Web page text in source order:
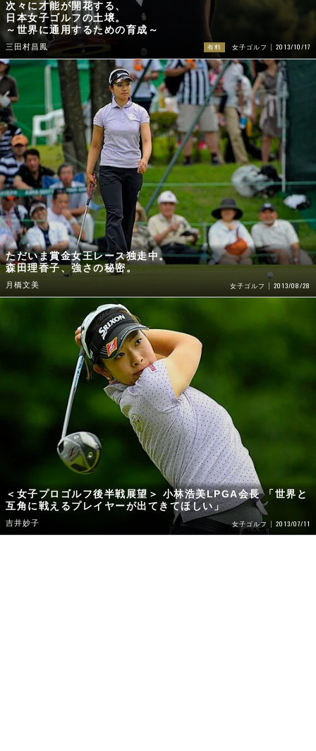
次々に才能が開花する、
日本女子ゴルフの土壌。
～世界に通用するための育成～
三田村昌鳳 有料 女子ゴルフ 2013/10/17
ただいま賞金女王レース独走中。
森田理香子、強さの秘密。
月橋文美 女子ゴルフ 2013/08/28
＜女子プロゴルフ後半戦展望＞ 小林浩美LPGA会長 「世界と
互角に戦えるプレイヤーが出てきてほしい」
吉井妙子 女子ゴルフ 2013/07/11